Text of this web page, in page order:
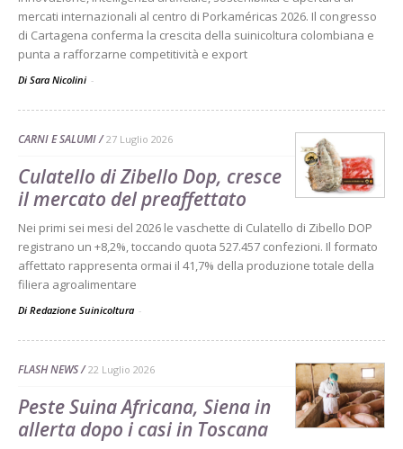
mercati internazionali al centro di Porkaméricas 2026. Il congresso
di Cartagena conferma la crescita della suinicoltura colombiana e
punta a rafforzarne competitività e export
Di Sara Nicolini -
CARNI E SALUMI 27 Luglio 2026
Culatello di Zibello Dop, cresce
il mercato del preaffettato
Nei primi sei mesi del 2026 le vaschette di Culatello di Zibello DOP
registrano un +8,2%, toccando quota 527.457 confezioni. Il formato
affettato rappresenta ormai il 41,7% della produzione totale della
filiera agroalimentare
Di Redazione Suinicoltura -
FLASH NEWS 22 Luglio 2026
Peste Suina Africana, Siena in
allerta dopo i casi in Toscana